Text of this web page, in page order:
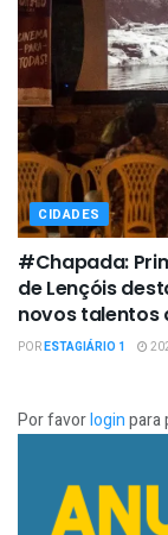
CIDADES
#Chapada:
de Lençóis
novos talentos
PORESTAGIÁRIO 1
Por favorloginpara